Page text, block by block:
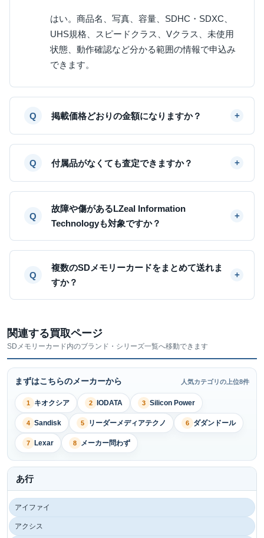
はい。商品名、写真、容量、SDHC・SDXC、
UHS規格、スピードクラス、Vクラス、未使用
状態、動作確認など分かる範囲の情報で申込み
できます。
掲載価格どおりの金額になりますか？
付属品がなくても査定できますか？
故障や傷があるLZeal Information
Technologyも対象ですか？
複数のSDメモリーカードをまとめて送れま
すか？
関連する買取ページ
SDメモリーカード内のブランド・シリーズ一覧へ移動できます
まずはこちらのメーカーから 人気カテゴリの上位8件
1 キオクシア 2 IODATA 3 Silicon Power
4 Sandisk 5 リーダーメディアテクノ 6 ダダンドール
7 Lexar 8 メーカー問わず
あ行
アイファイ
アクシス